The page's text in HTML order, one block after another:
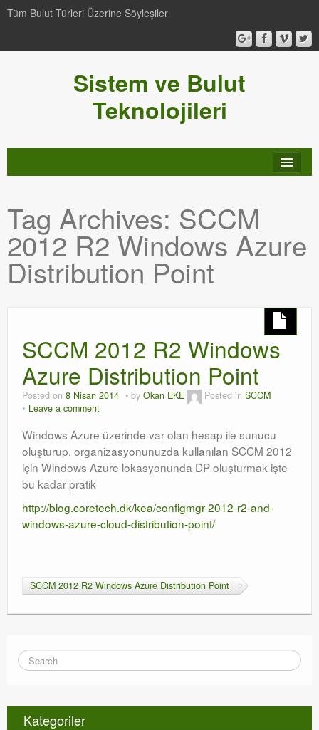
Tüm Bulut Türleri Üzerine Söyleşiler
Sistem ve Bulut
Teknolojileri
Genel
Video-Webcast-Seminer
Windows Server Family
Orchestrator
Watchguard
PHP & MySQL
Exchange
Tag Archives: SCCM
2012 R2 Windows Azure
Distribution Point
SCCM 2012 R2 Windows
Azure Distribution Point
Posted on 8 Nisan 2014 by Okan EKE Posted in SCCM
Leave a comment
Windows Azure üzerinde var olan hesap ile sunucu
oluşturup, organizasyonunuzda kullanılan SCCM 2012
için Windows Azure lokasyonunda DP oluşturmak işte
bu kadar pratik
http://blog.coretech.dk/kea/configmgr-2012-r2-and-
windows-azure-cloud-distribution-point/
SCCM 2012 R2 Windows Azure Distribution Point
Kategoriler